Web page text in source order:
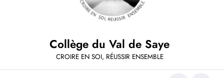
Collège du Val de Saye
CROIRE EN SOI, RÉUSSIR ENSEMBLE